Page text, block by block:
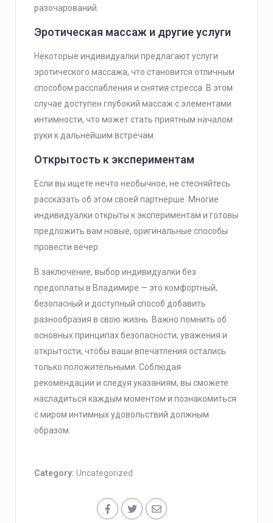
разочарований.
Эротическая массаж и другие услуги
Некоторые индивидуалки предлагают услуги
эротического массажа, что становится отличным
способом расслабления и снятия стресса. В этом
случае доступен глубокий массаж с элементами
интимности, что может стать приятным началом
руки к дальнейшим встречам.
Открытость к экспериментам
Если вы ищете нечто необычное, не стесняйтесь
рассказать об этом своей партнерше. Многие
индивидуалки открыты к экспериментам и готовы
предложить вам новые, оригинальные способы
провести вечер.
В заключение, выбор индивидуалки без
предоплаты в Владимире — это комфортный,
безопасный и доступный способ добавить
разнообразия в свою жизнь. Важно помнить об
основных принципах безопасности, уважения и
открытости, чтобы ваши впечатления остались
только положительными. Соблюдая
рекомендации и следуя указаниям, вы сможете
насладиться каждым моментом и познакомиться
с миром интимных удовольствий должным
образом.
Category: Uncategorized